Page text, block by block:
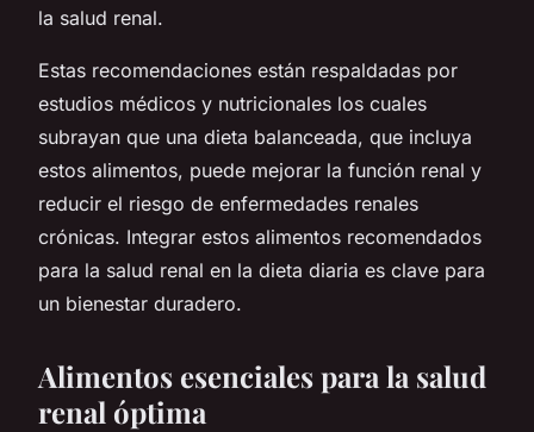
la salud renal.
Estas recomendaciones están respaldadas por
estudios médicos y nutricionales los cuales
subrayan que una dieta balanceada, que incluya
estos alimentos, puede mejorar la función renal y
reducir el riesgo de enfermedades renales
crónicas. Integrar estos alimentos recomendados
para la salud renal en la dieta diaria es clave para
un bienestar duradero.
Alimentos esenciales para la salud
renal óptima